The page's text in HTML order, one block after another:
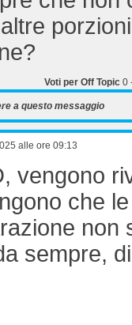
Voti per Off Topic 0
a questo messaggio
alle ore 09:13
vengono
che
non
sempre,